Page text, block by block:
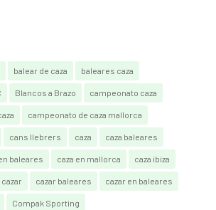
balear de caza baleares caza
Blancos a Brazo campeonato caza
campeonato de caza mallorca
cans llebrers caza caza baleares
baleares caza en mallorca caza ibiza
cazar cazar baleares cazar en baleares
Compak Sporting